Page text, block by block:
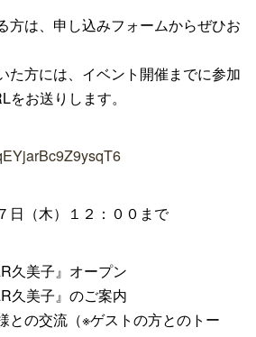
方は、申し込みフォームからぜひお
た方には、イベント開催までに参加
お送りします。
日（木）１２：００まで
美子』オープン
美子』のご案内
の交流（※ゲストの方とのトー